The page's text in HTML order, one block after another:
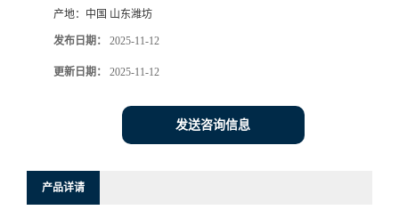
产地： 中国 山东潍坊
发布日期： 2025-11-12
更新日期： 2025-11-12
发送咨询信息
产品详请